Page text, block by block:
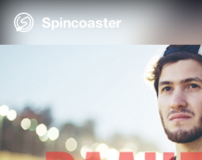
Skip